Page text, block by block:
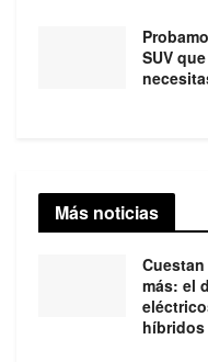
SUV
Más noticias
más: el